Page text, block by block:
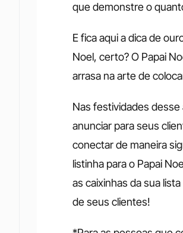
que demonstre o
E fica aqui a dica de
Noel, certo? O Papai
arrasa na arte de
Nas festividades desse
anunciar para seus
conectar de maneira
listinha para o Papai
as caixinhas da sua
de seus clientes!